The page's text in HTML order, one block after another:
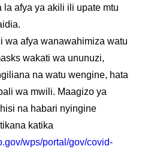
afya ya akili ili upate mtu
wa afya wanawahimiza watu
wakati wa ununuzi,
na watu wengine, hata
wa mwili. Maagizo ya
na habari nyingine
katika
wps/portal/gov/covid-